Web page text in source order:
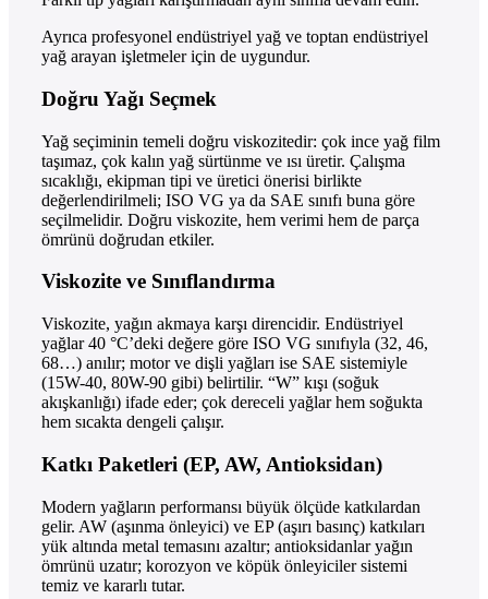
Ayrıca profesyonel endüstriyel yağ ve toptan endüstriyel
yağ arayan işletmeler için de uygundur.
Doğru Yağı Seçmek
Yağ seçiminin temeli doğru viskozitedir: çok ince yağ film
taşımaz, çok kalın yağ sürtünme ve ısı üretir. Çalışma
sıcaklığı, ekipman tipi ve üretici önerisi birlikte
değerlendirilmeli; ISO VG ya da SAE sınıfı buna göre
seçilmelidir. Doğru viskozite, hem verimi hem de parça
ömrünü doğrudan etkiler.
Viskozite ve Sınıflandırma
Viskozite, yağın akmaya karşı direncidir. Endüstriyel
yağlar 40 °C’deki değere göre ISO VG sınıfıyla (32, 46,
68…) anılır; motor ve dişli yağları ise SAE sistemiyle
(15W-40, 80W-90 gibi) belirtilir. “W” kışı (soğuk
akışkanlığı) ifade eder; çok dereceli yağlar hem soğukta
hem sıcakta dengeli çalışır.
Katkı Paketleri (EP, AW, Antioksidan)
Modern yağların performansı büyük ölçüde katkılardan
gelir. AW (aşınma önleyici) ve EP (aşırı basınç) katkıları
yük altında metal temasını azaltır; antioksidanlar yağın
ömrünü uzatır; korozyon ve köpük önleyiciler sistemi
temiz ve kararlı tutar.